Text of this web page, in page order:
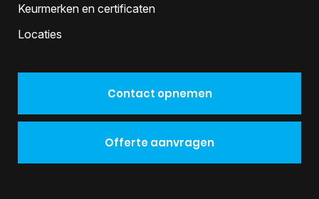
Keurmerken en certificaten
Locaties
Contact opnemen
Offerte aanvragen